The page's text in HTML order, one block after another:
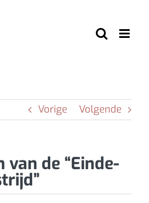
Vorige Volgende
van de “Einde-